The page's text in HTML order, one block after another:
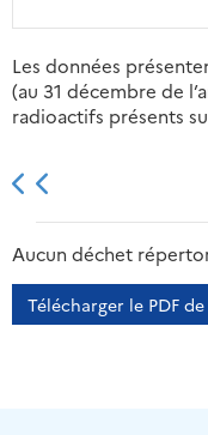
Les données
(au 31 décembre de
radioactifs présents
2013
Aucun déchet
Télécharger le PDF